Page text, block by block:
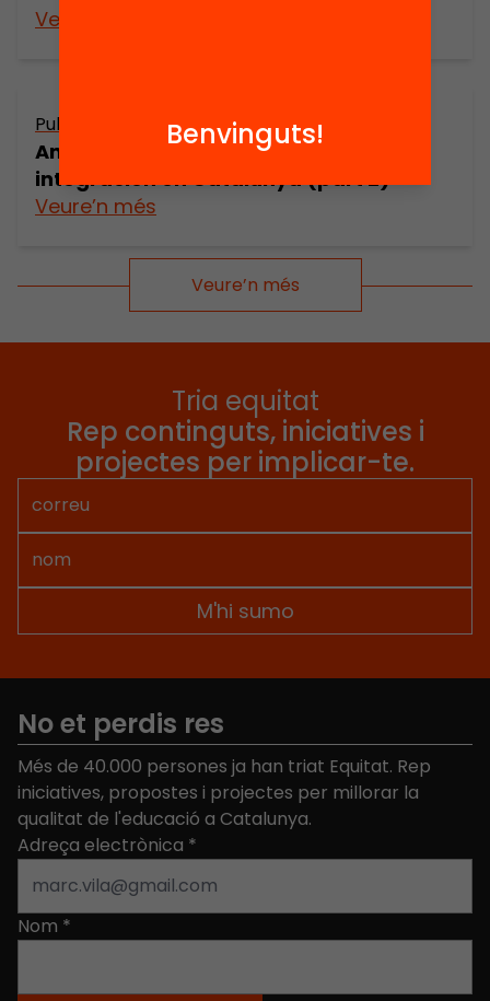
Veure’n més
Publicació
Análisis de la inmigración y su
integración en Catalunya (part 2)
Veure’n més
Veure’n més
Tria equitat
Rep continguts, iniciatives i
projectes per implicar-te.
No et perdis res
Més de 40.000 persones ja han triat Equitat. Rep
iniciatives, propostes i projectes per millorar la
qualitat de l'educació a Catalunya.
Adreça electrònica *
Nom *
Benvinguts!